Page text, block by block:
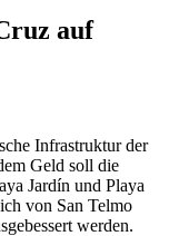
auf
Infrastruktur der
Geld soll die
Jardín und Playa
von San Telmo
werden.